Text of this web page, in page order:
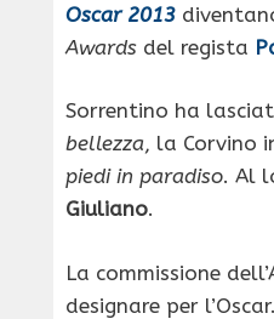
Oscar 2013
Awards del regista
Sorrentino ha
bellezza, la Corvino
piedi in paradiso. Al
Giuliano.
La commissione
designare per l’Oscar.